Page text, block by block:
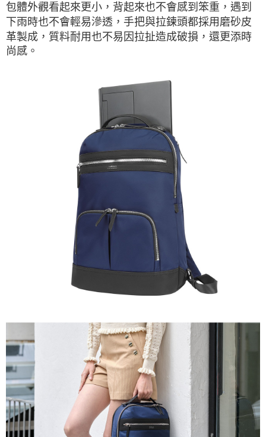
包體外觀看起來更小，背起來也不會感到笨重，遇到
下雨時也不會輕易滲透，手把與拉鍊頭都採用磨砂皮
革製成，質料耐用也不易因拉扯造成破損，還更添時
尚感。